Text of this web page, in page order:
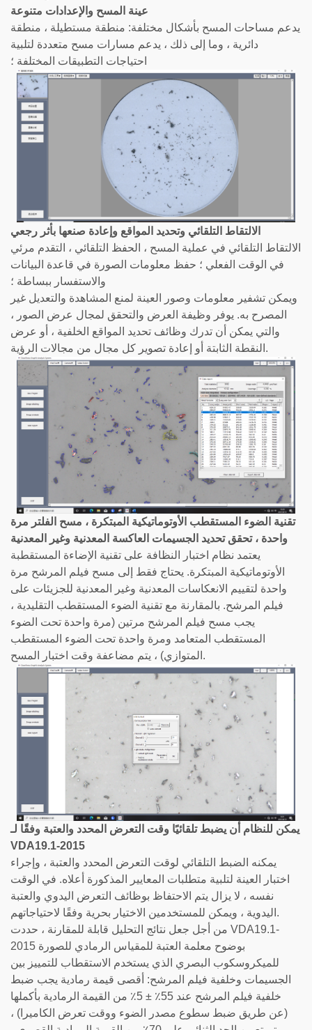
عينة المسح والإعدادات متنوعة
يدعم مساحات المسح بأشكال مختلفة: منطقة مستطيلة ، منطقة
دائرية ، وما إلى ذلك ، يدعم مسارات مسح متعددة لتلبية
احتياجات التطبيقات المختلفة ؛
الالتقاط التلقائي وتحديد المواقع وإعادة صنعها بأثر رجعي
الالتقاط التلقائي في عملية المسح ، الحفظ التلقائي ، التقدم مرئي
في الوقت الفعلي ؛ حفظ معلومات الصورة في قاعدة البيانات
والاستفسار ببساطة ؛
ويمكن تشفير معلومات وصور العينة لمنع المشاهدة والتعديل غير
المصرح به. يوفر وظيفة العرض والتحقق لمجال عرض الصور ،
والتي يمكن أن تدرك وظائف تحديد المواقع الخلفية ، أو عرض
النقطة الثابتة أو إعادة تصوير كل مجال من مجالات الرؤية.
تقنية الضوء المستقطب الأوتوماتيكية المبتكرة ، مسح الفلتر مرة
واحدة ، تحقق تحديد الجسيمات العاكسة المعدنية وغير المعدنية
يعتمد نظام اختبار النظافة على تقنية الإضاءة المستقطبة
الأوتوماتيكية المبتكرة. يحتاج فقط إلى مسح فيلم المرشح مرة
واحدة لتقييم الانعكاسات المعدنية وغير المعدنية للجزيئات على
فيلم المرشح. بالمقارنة مع تقنية الضوء المستقطب التقليدية ،
يجب مسح فيلم المرشح مرتين (مرة واحدة تحت الضوء
المستقطب المتعامد ومرة ​​واحدة تحت الضوء المستقطب
المتوازي) ، يتم مضاعفة وقت اختبار المسح.
يمكن للنظام أن يضبط تلقائيًا وقت التعرض المحدد والعتبة وفقًا لـ
VDA19.1-2015
يمكنه الضبط التلقائي لوقت التعرض المحدد والعتبة ، وإجراء
اختبار العينة لتلبية متطلبات المعايير المذكورة أعلاه. في الوقت
نفسه ، لا يزال يتم الاحتفاظ بوظائف التعرض اليدوي والعتبة
اليدوية ، ويمكن للمستخدمين الاختيار بحرية وفقًا لاحتياجاتهم.
من أجل جعل نتائج التحليل قابلة للمقارنة ، حددت VDA19.1-
2015 بوضوح معلمة العتبة للمقياس الرمادي للصورة
للميكروسكوب البصري الذي يستخدم الاستقطاب للتمييز بين
الجسيمات وخلفية فيلم المرشح: أقصى قيمة رمادية يجب ضبط
خلفية فيلم المرشح عند 55٪ ± 5٪ من القيمة الرمادية بأكملها
(عن طريق ضبط سطوع مصدر الضوء ووقت تعرض الكاميرا) ،